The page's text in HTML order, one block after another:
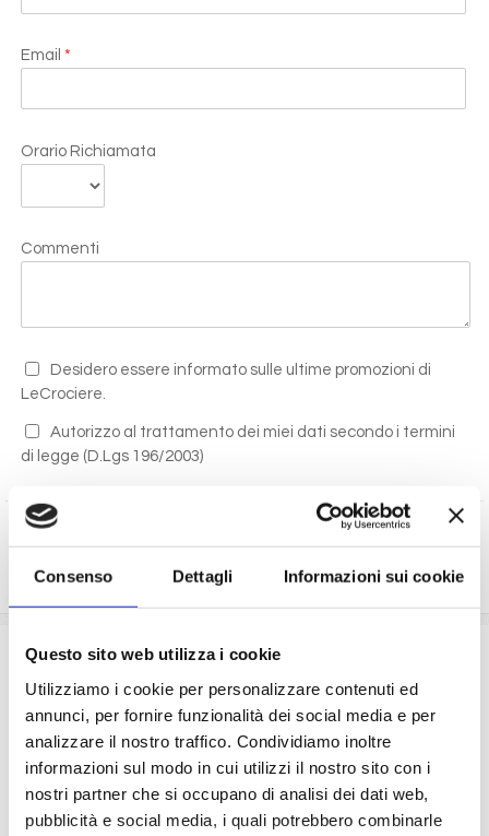
Consenso Dettagli Informazioni sui cookie
Questo sito web utilizza i cookie
Utilizziamo i cookie per personalizzare contenuti ed
annunci, per fornire funzionalità dei social media e per
analizzare il nostro traffico. Condividiamo inoltre
informazioni sul modo in cui utilizzi il nostro sito con i
nostri partner che si occupano di analisi dei dati web,
pubblicità e social media, i quali potrebbero combinarle
Email *
Orario Richiamata
Commenti
Desidero essere informato sulle ultime promozioni di
LeCrociere.
Autorizzo al trattamento dei miei dati secondo i termini
di legge (D.Lgs 196/2003)
La quota comprende
La sistemazione nella cabina prescelta dotata di ogni
comfort: servizi privati, aria condizionata, telefono, TV
via satellite e cassaforte.
Il trattamento di pensione completa a bordo (colazione,
pranzo, cena a buffet o nei ristoranti principali ).
Bevande a dispenser, serata di Gala con menù